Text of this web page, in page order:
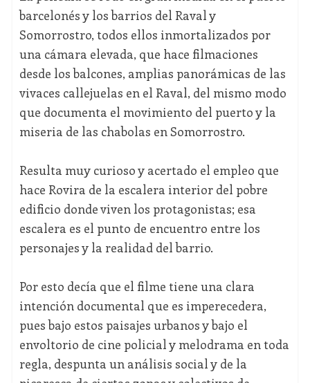
barcelonés y los barrios del Raval y
Somorrostro, todos ellos inmortalizados por
una cámara elevada, que hace filmaciones
desde los balcones, amplias panorámicas de las
vivaces callejuelas en el Raval, del mismo modo
que documenta el movimiento del puerto y la
miseria de las chabolas en Somorrostro.
Resulta muy curioso y acertado el empleo que
hace Rovira de la escalera interior del pobre
edificio donde viven los protagonistas; esa
escalera es el punto de encuentro entre los
personajes y la realidad del barrio.
Por esto decía que el filme tiene una clara
intención documental que es imperecedera,
pues bajo estos paisajes urbanos y bajo el
envoltorio de cine policial y melodrama en toda
regla, despunta un análisis social y de la